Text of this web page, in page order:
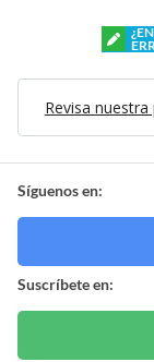
Revisa
Síguenos en:
Suscríbete en: